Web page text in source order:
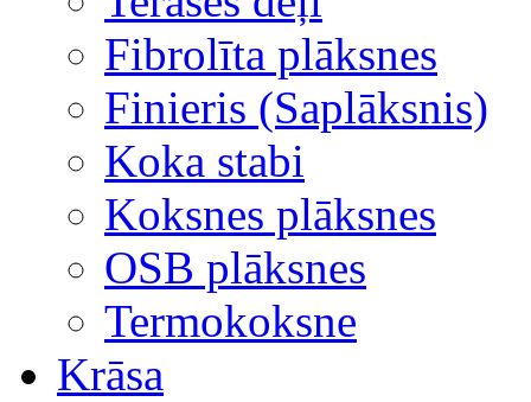
Fibrolīta plāksnes
Finieris (Saplāksnis)
Koka stabi
Koksnes plāksnes
OSB plāksnes
Termokoksne
Krāsa